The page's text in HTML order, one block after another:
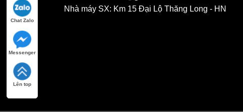
Nhà máy SX: Km 15 Đại Lộ Thăng Long - HN
Chat Zalo
Messenger
Lên top